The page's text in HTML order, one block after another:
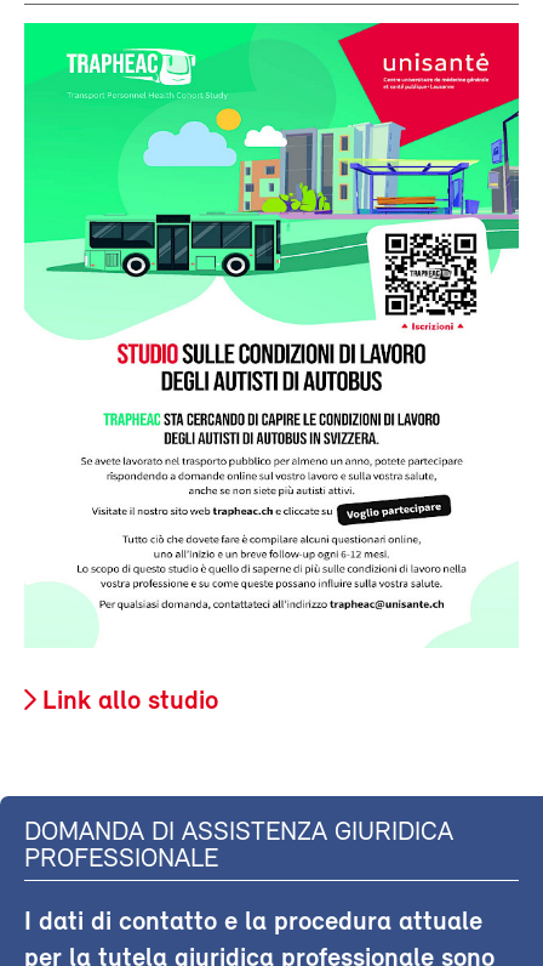
Link allo studio
DOMANDA DI ASSISTENZA GIURIDICA
PROFESSIONALE
I dati di contatto e la procedura attuale
per la tutela giuridica professionale sono